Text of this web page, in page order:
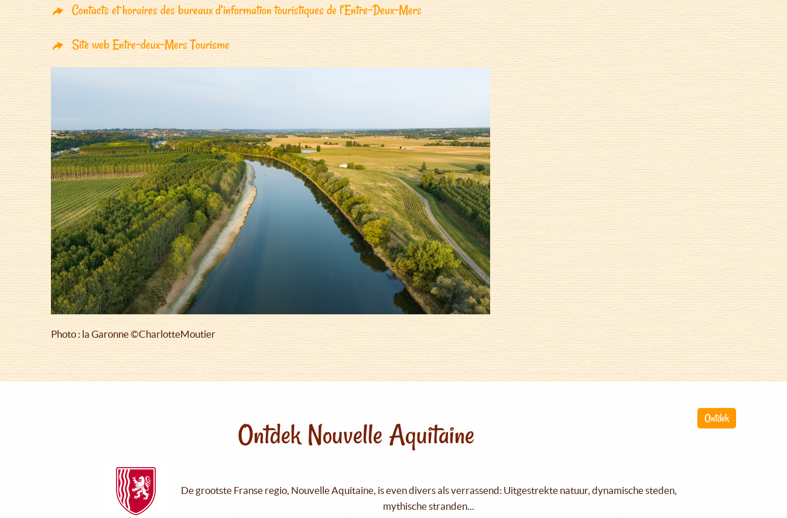
Contacts et horaires des bureaux d’information touristiques de l’Entre-Deux-Mers
Site web Entre-deux-Mers Tourisme
Photo : la Garonne ©CharlotteMoutier
Ontdek
Ontdek Nouvelle Aquitaine
De grootste Franse regio, Nouvelle Aquitaine, is even divers als verrassend: Uitgestrekte natuur, dynamische steden,
mythische stranden...